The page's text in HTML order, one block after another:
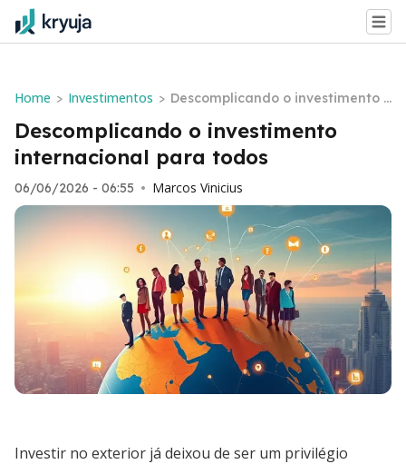
Home > Investimentos > Descomplicando o investimento i
nternacional para todos
Descomplicando o investimento
internacional para todos
06/06/2026 - 06:55 • Marcos Vinicius
Investir no exterior já deixou de ser um privilégio